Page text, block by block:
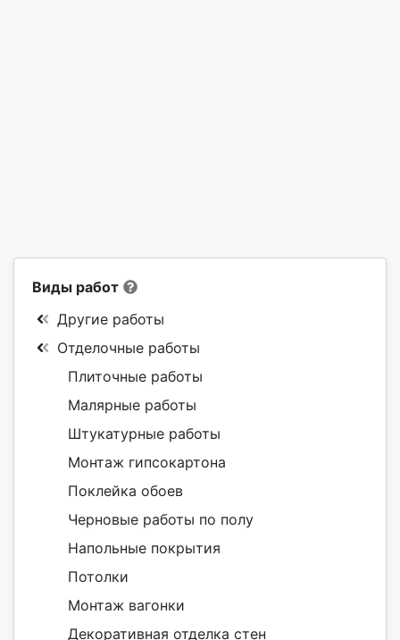
Виды работ
Другие работы
Отделочные работы
Плиточные работы
Малярные работы
Штукатурные работы
Монтаж гипсокартона
Поклейка обоев
Черновые работы по полу
Напольные покрытия
Потолки
Монтаж вагонки
Декоративная отделка стен